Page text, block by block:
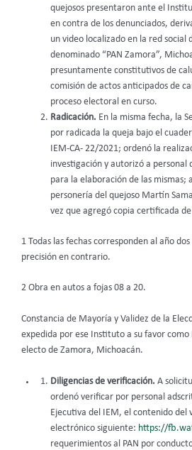
quejosos presentaron ante el
en contra de los denunciados,
un video localizado en la red social
denominado “PAN Zamora”,
presuntamente constitutivos de
comisión de actos anticipados de
proceso electoral en curso.
Radicación. En la misma fecha, la
por radicada la queja bajo el
IEM-CA- 22/2021; ordenó la
investigación y autorizó a personal
para la elaboración de las mismas;
personería del quejoso Martín
vez que agregó copia certificada de
1 Todas las fechas corresponden al año
precisión en contrario.
2 Obra en autos a fojas 08 a 20.
Constancia de Mayoría y Validez de la
expedida por ese Instituto a su favor como
electo de Zamora, Michoacán.
Diligencias de verificación. A
ordenó verificar por personal
Ejecutiva del IEM, el contenido del
electrónico siguiente: https://
requerimientos al PAN por